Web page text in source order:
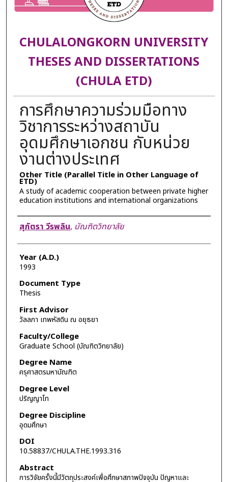
CHULALONGKORN UNIVERSITY
THESES AND DISSERTATIONS
(CHULA ETD)
การศึกษาความร่วมมือทาง
วิชาการระหว่างสถาบัน
อุดมศึกษาเอกชน กับหน่วย
งานต่างประเทศ
Other Title (Parallel Title in Other Language of
ETD)
A study of academic cooperation between private higher
education institutions and international organizations
Author
สุภัตรา วีรพลิน, บัณฑิตวิทยาลัย
Year (A.D.)
1993
Document Type
Thesis
First Advisor
วัลลภา เทพหัสดิน ณ อยุธยา
Faculty/College
Graduate School (บัณฑิตวิทยาลัย)
Degree Name
ครุศาสตรมหาบัณฑิต
Degree Level
ปริญญาโท
Degree Discipline
อุดมศึกษา
DOI
10.58837/CHULA.THE.1993.316
Abstract
การวิจัยครั้งนี้มีวัตถุประสงค์เพื่อศึกษาสภาพปัจจุบัน ปัญหาและ